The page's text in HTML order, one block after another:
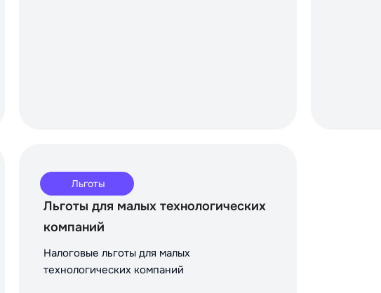
Льготы
Льготы для малых технологических
компаний
Налоговые льготы для малых
технологических компаний